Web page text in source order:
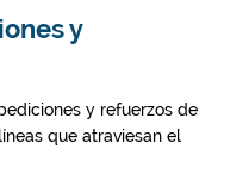
y
y refuerzos de
que atraviesan el